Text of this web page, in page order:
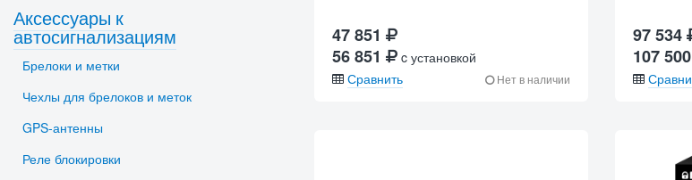
47 851
56 851
c установкой
Сравнить
Нет в наличии
97 534
107 500
Аксессуары к
автосигнализациям
Брелоки и метки
Чехлы для брелоков и меток
GPS-антенны
Реле блокировки